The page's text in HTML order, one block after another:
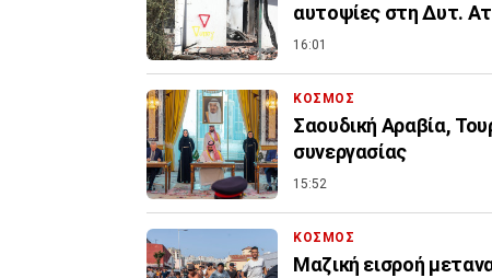
αυτοψίες στη Δυτ.
16:01
ΚΟΣΜΟΣ
Σαουδική Αραβία,
συνεργασίας
15:52
ΚΟΣΜΟΣ
Μαζική εισροή